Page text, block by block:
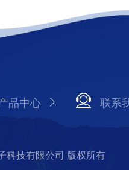
品中心 联系
科技有限公司 版权所有